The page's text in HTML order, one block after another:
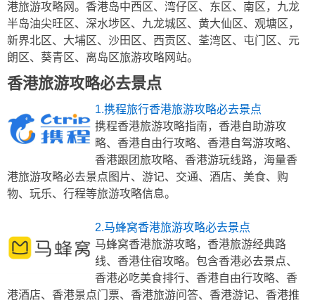
港旅游攻略网。香港岛中西区、湾仔区、东区、南区，九龙
半岛油尖旺区、深水埗区、九龙城区、黄大仙区、观塘区，
新界北区、大埔区、沙田区、西贡区、荃湾区、屯门区、元
朗区、葵青区、离岛区旅游攻略网站。
香港旅游攻略必去景点
1.携程旅行香港旅游攻略必去景点
携程香港旅游攻略指南，香港自助游攻
略、香港自由行攻略、香港自驾游攻略、
香港跟团旅攻略、香港游玩线路，海量香
港旅游攻略必去景点图片、游记、交通、酒店、美食、购
物、玩乐、行程等旅游攻略信息。
2.马蜂窝香港旅游攻略必去景点
马蜂窝香港旅游攻略，香港旅游经典路
线、香港住宿攻略。包含香港必去景点、
香港必吃美食排行、香港自由行攻略、香
港酒店、香港景点门票、香港旅游问答、香港游记、香港推